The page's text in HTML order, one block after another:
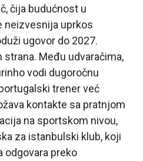
čija budućnost u
neizvesnija uprkos
ugovor do 2027.
strana. Među udvaračima,
vodi dugoročnu
trener već
kontakte sa pratnjom
na sportskom nivou,
za istanbulski klub, koji
odgovara preko